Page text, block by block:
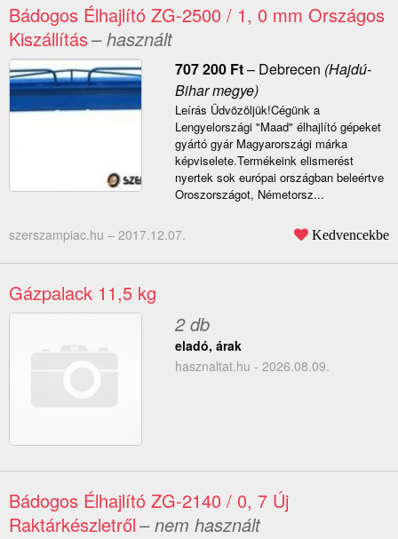
Bádogos Élhajlító ZG-2500 / 1, 0 mm Országos
Kiszállítás– használt
707 200 Ft– Debrecen (Hajdú-
Bihar megye)
Leírás Üdvözöljük!Cégünk a
Lengyelországi "Maad" élhajlító gépeket
gyártó gyár Magyarországi márka
képviselete.Termékeink elismerést
nyertek sok európai országban beleértve
Oroszországot, Németorsz...
szerszampiac.hu – 2017.12.07. Kedvencekbe
Gázpalack 11,5 kg
2 db
eladó, árak
hasznaltat.hu - 2026.08.09.
Bádogos Élhajlító ZG-2140 / 0, 7 Új
Raktárkészletről– nem használt